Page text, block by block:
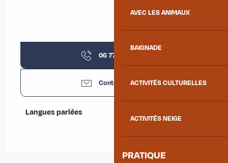
AVEC LES ANIMAUX
BAIGNADE
ACTIVITÉS CULTURELLES
ACTIVITÉS NEIGE
PRATIQUE
06 77 89 67
Contactez-nous
Langues parlées
Langues parlées